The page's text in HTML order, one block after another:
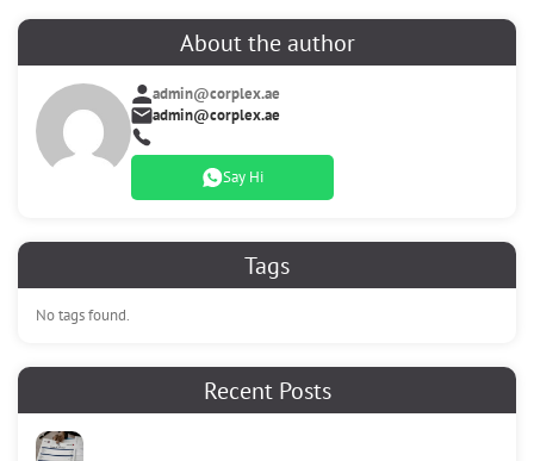
About the author
admin@corplex.ae
admin@corplex.ae
Say Hi
Tags
No tags found.
Recent Posts